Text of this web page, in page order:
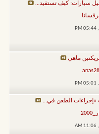
سيارات: كيف تستفيد...
05:44 PM
ماهي
05:01 PM
«إجراءات الطعن في...
11:06 AM